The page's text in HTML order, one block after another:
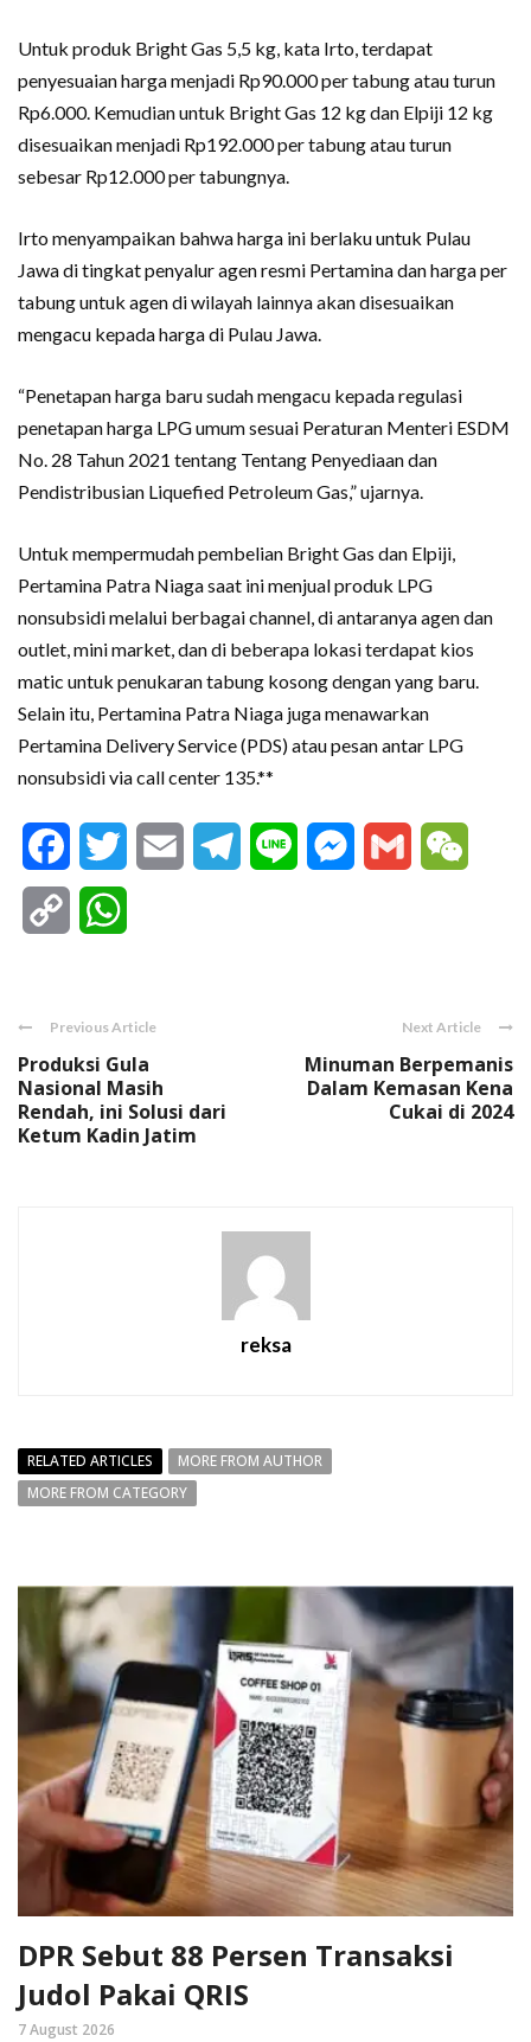
Untuk produk Bright Gas 5,5 kg, kata Irto, terdapat
penyesuaian harga menjadi Rp90.000 per tabung atau turun
Rp6.000. Kemudian untuk Bright Gas 12 kg dan Elpiji 12 kg
disesuaikan menjadi Rp192.000 per tabung atau turun
sebesar Rp12.000 per tabungnya.
Irto menyampaikan bahwa harga ini berlaku untuk Pulau
Jawa di tingkat penyalur agen resmi Pertamina dan harga per
tabung untuk agen di wilayah lainnya akan disesuaikan
mengacu kepada harga di Pulau Jawa.
“Penetapan harga baru sudah mengacu kepada regulasi
penetapan harga LPG umum sesuai Peraturan Menteri ESDM
No. 28 Tahun 2021 tentang Tentang Penyediaan dan
Pendistribusian Liquefied Petroleum Gas,” ujarnya.
Untuk mempermudah pembelian Bright Gas dan Elpiji,
Pertamina Patra Niaga saat ini menjual produk LPG
nonsubsidi melalui berbagai channel, di antaranya agen dan
outlet, mini market, dan di beberapa lokasi terdapat kios
matic untuk penukaran tabung kosong dengan yang baru.
Selain itu, Pertamina Patra Niaga juga menawarkan
Pertamina Delivery Service (PDS) atau pesan antar LPG
nonsubsidi via call center 135.**
FacebookTwitter Email Telegram
Line Messenger
Gmail
Copy
Previous Article
Produksi Gula
Nasional Masih
Rendah, ini Solusi dari
Ketum Kadin Jatim
Next Article
Minuman Berpemanis
Dalam Kemasan Kena
Cukai di 2024
reksa
RELATED ARTICLES
MORE FROM AUTHOR
MORE FROM CATEGORY
DPR Sebut 88 Persen Transaksi
Judol Pakai QRIS
7 August 2026